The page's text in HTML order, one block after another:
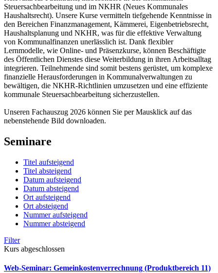
Steuersachbearbeitung und im NKHR (Neues Kommunales
Haushaltsrecht). Unsere Kurse vermitteln tiefgehende Kenntnisse in
den Bereichen Finanzmanagement, Kämmerei, Eigenbetriebsrecht,
Haushaltsplanung und NKHR, was für die effektive Verwaltung
von Kommunalfinanzen unerlässlich ist. Dank flexibler
Lernmodelle, wie Online- und Präsenzkurse, können Beschäftigte
des Öffentlichen Dienstes diese Weiterbildung in ihren Arbeitsalltag
integrieren. Teilnehmende sind somit bestens gerüstet, um komplexe
finanzielle Herausforderungen in Kommunalverwaltungen zu
bewältigen, die NKHR-Richtlinien umzusetzen und eine effiziente
kommunale Steuersachbearbeitung sicherzustellen.
Unseren Fachauszug 2026 können Sie per Mausklick auf das
nebenstehende Bild downloaden.
Seminare
Titel aufsteigend
Titel absteigend
Datum aufsteigend
Datum absteigend
Ort aufsteigend
Ort absteigend
Nummer aufsteigend
Nummer absteigend
Filter
Kurs abgeschlossen
Web-Seminar: Gemeinkostenverrechnung (Produktbereich 11)